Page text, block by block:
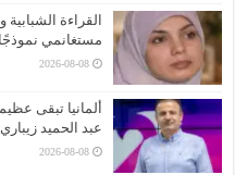
القراءة
مستغانمي
2026-08-08
ألمانيا تبقى
عبد الحميد زيباري
2026-08-08